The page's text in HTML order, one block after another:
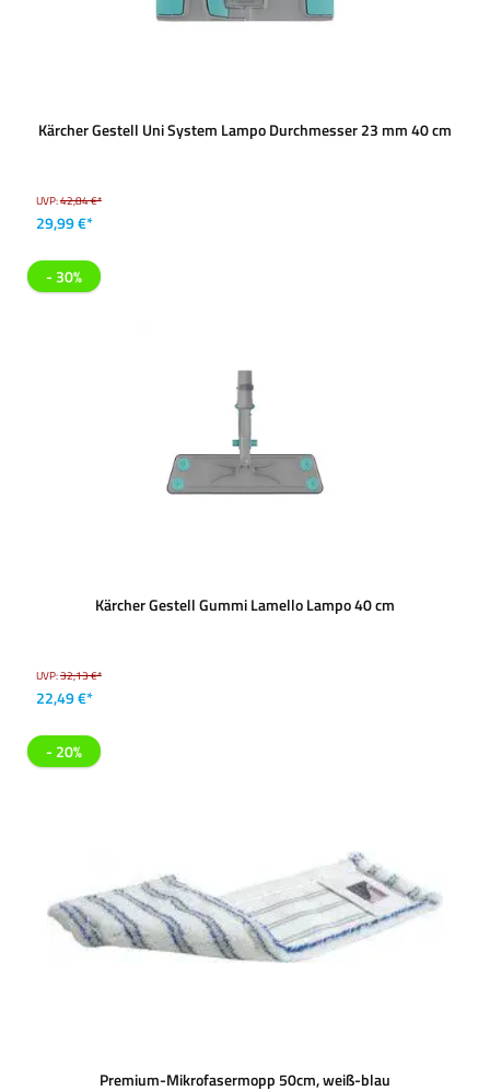
Kärcher Gestell Uni System Lampo Durchmesser 23 mm 40 cm
UVP:42,84 €*
29,99 €*
- 30%
Kärcher Gestell Gummi Lamello Lampo 40 cm
UVP:32,13 €*
22,49 €*
- 20%
Premium-Mikrofasermopp 50cm, weiß-blau